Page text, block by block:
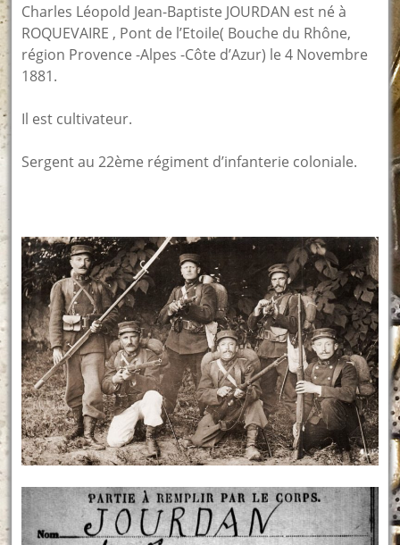
Charles Léopold Jean-Baptiste JOURDAN est né à
ROQUEVAIRE , Pont de l’Etoile( Bouche du Rhône,
région Provence -Alpes -Côte d’Azur) le 4 Novembre
1881.
Il est cultivateur.
Sergent au 22ème régiment d’infanterie coloniale.